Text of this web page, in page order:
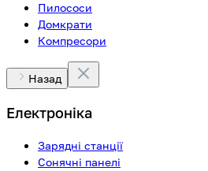
Пилососи
Домкрати
Компресори
Назад
Електроніка
Зарядні станції
Сонячні панелі